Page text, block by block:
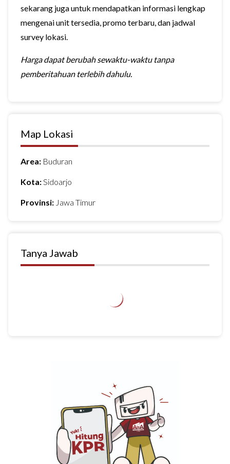
sekarang juga untuk mendapatkan informasi lengkap
mengenai unit tersedia, promo terbaru, dan jadwal
survey lokasi.
Harga dapat berubah sewaktu-waktu tanpa
pemberitahuan terlebih dahulu.
Map Lokasi
Area: Buduran
Kota:Sidoarjo
Provinsi: Jawa Timur
Tanya Jawab